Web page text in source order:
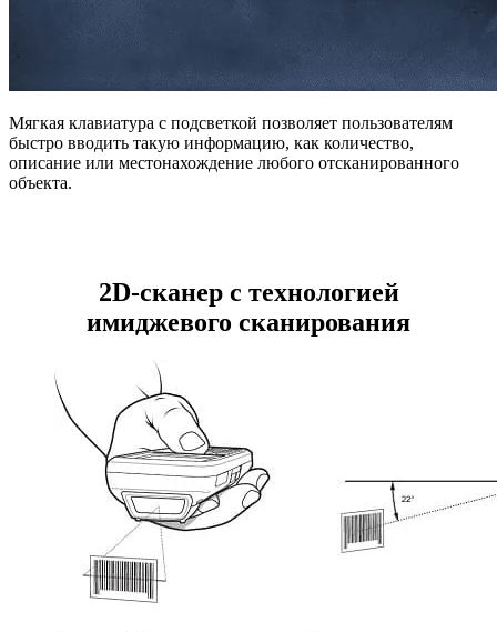
Мягкая клавиатура с подсветкой позволяет пользователям
быстро вводить такую информацию, как количество,
описание или местонахождение любого отсканированного
объекта.
2D-сканер с технологией
имиджевого сканирования